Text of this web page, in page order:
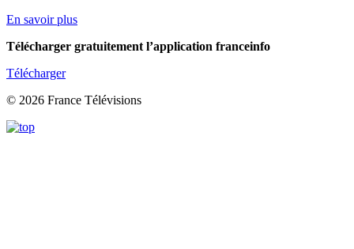
En savoir plus
Télécharger gratuitement l’application franceinfo
Télécharger
© 2026 France Télévisions